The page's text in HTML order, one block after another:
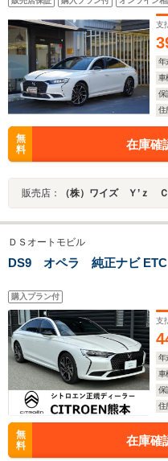
FOCALサラウンドシステム
ォッチ19インチアルミ
支
年
車
保
住
無
料
在庫確
販売店： （株）ワイズ Ｙ’ｚ
ＤＳオートモビル
DS9 オペラ 純正ナビ ETC
購入プラン付
支
年
車
保
住
無
料
在庫確